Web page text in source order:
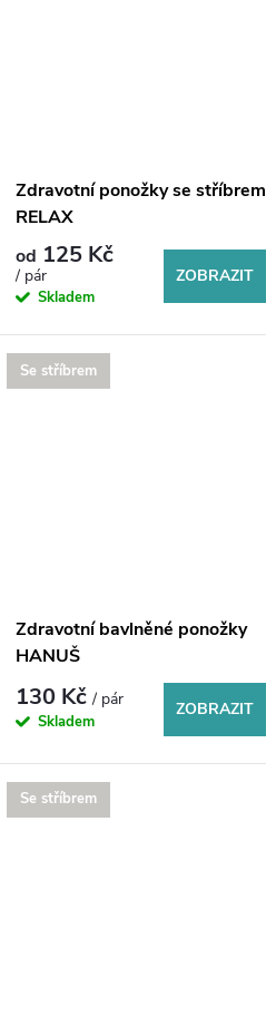
Zdravotní ponožky se stříbrem
RELAX
od 125 Kč
/ pár
Skladem
ZOBRAZIT
Se stříbrem
Zdravotní bavlněné ponožky
HANUŠ
130 Kč/ pár
Skladem
ZOBRAZIT
Se stříbrem